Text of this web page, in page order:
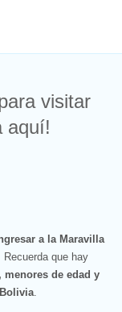
visitar
aquí!
a la Maravilla
que hay
de edad y
.